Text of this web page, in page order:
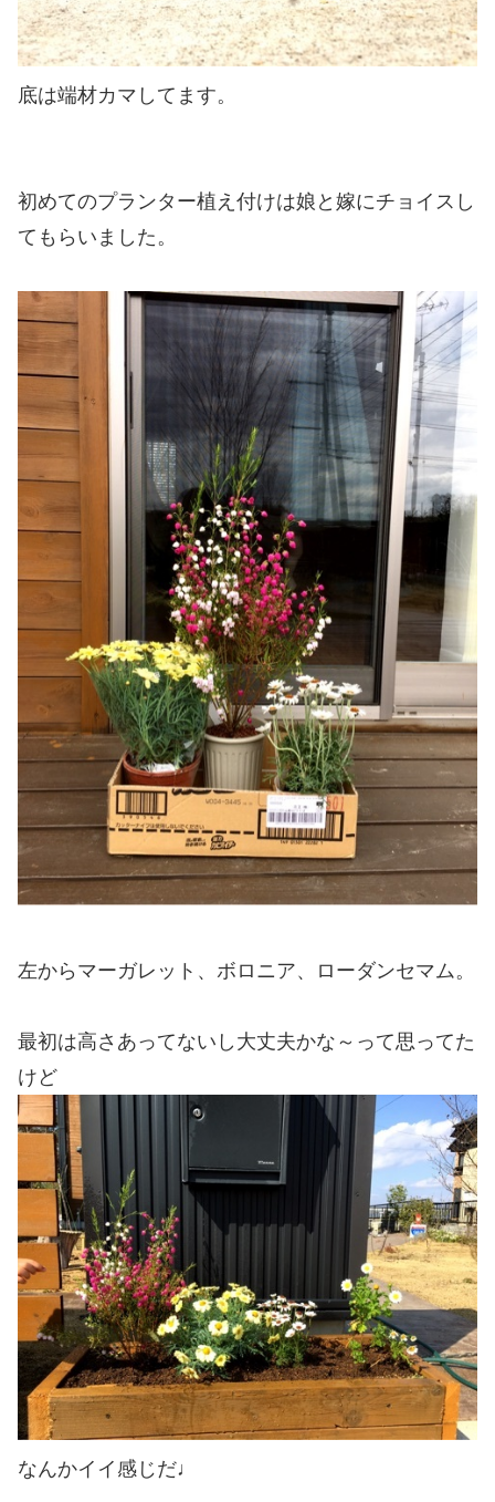
底は端材カマしてます。
初めてのプランター植え付けは娘と嫁にチョイスし
てもらいました。
左からマーガレット、ボロニア、ローダンセマム。
最初は高さあってないし大丈夫かな～って思ってた
けど
なんかイイ感じだ♩